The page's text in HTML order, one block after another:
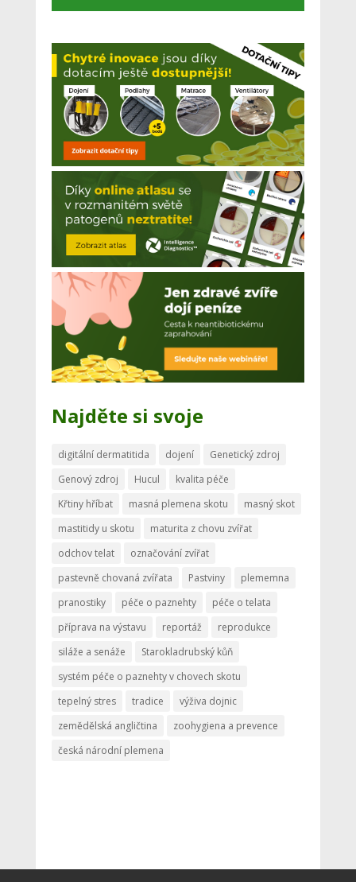
Najděte si svoje
digitální dermatitida dojení
Genetický zdroj
Genový zdroj
Hucul
kvalita péče
Křtiny hříbat
masná plemena skotu
masný skot
mastitidy u skotu
maturita z chovu zvířat
odchov telat
označování zvířat
pastevně chovaná zvířata
Pastviny
plememna
pranostiky
péče o paznehty
péče o telata
příprava na výstavu
reportáž
reprodukce
siláže a senáže
Starokladrubský kůň
systém péče o paznehty v chovech skotu
tepelný stres
tradice
výživa dojnic
zemědělská angličtina
zoohygiena a prevence
česká národní plemena